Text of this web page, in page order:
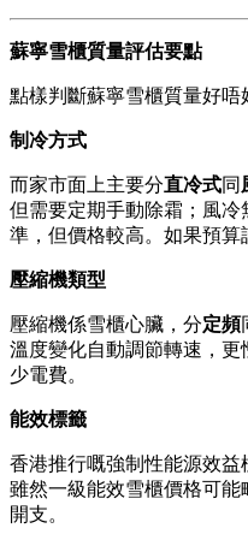
蘇寧雪櫃質量評估要點
點樣判斷蘇寧雪櫃質量好唔
制冷方式
而家市面上主要分直冷式同
但需要定期手動除霜；風
準，但價格較高。如果預算
壓縮機類型
壓縮機係雪櫃心臟，分定頻
溫度變化自動調節轉速，
少電費。
能效標籤
香港推行嘅強制性能源效益
雖然一級能效雪櫃價格可
開支。